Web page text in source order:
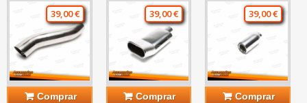
39,00 €
Comprar
39,00 €
Comprar
39,00 €
Comprar